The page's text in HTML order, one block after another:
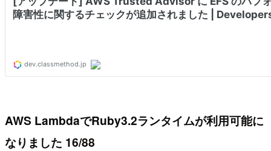
AWS LambdaでRuby3.2ランタイムが利用可能に
なりました 16/88